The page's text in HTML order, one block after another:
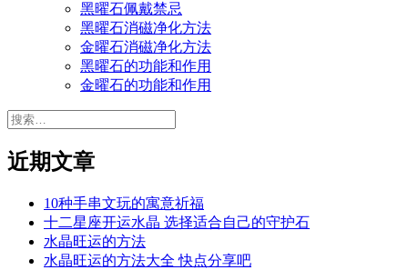
黑曜石佩戴禁忌
黑曜石消磁净化方法
金曜石消磁净化方法
黑曜石的功能和作用
金曜石的功能和作用
搜
近期文章
10种手串文玩的寓意祈福
十二星座开运水晶 选择适合自己的守护石
水晶旺运的方法
水晶旺运的方法大全 快点分享吧